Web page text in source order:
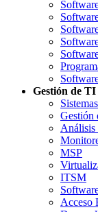
Gestión de TI
Gestión
Análisis
MSP
ITSM
Acceso